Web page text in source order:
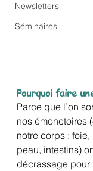
Newsletters
Séminaires
Pourquoi faire
Parce que l’on
nos émonctoires
notre corps :
peau, intestins)
décrassage pour